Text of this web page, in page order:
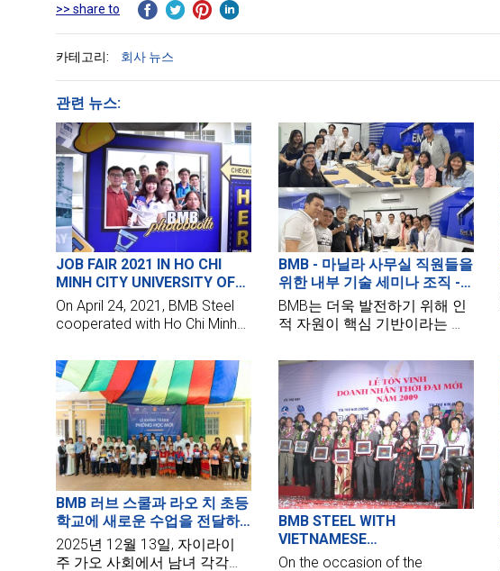
>> share to
카테고리: 회사 뉴스
관련 뉴스:
JOB FAIR 2021 IN HO CHI
MINH CITY UNIVERSITY OF
TECHNOLOGY - VNU HCMC
On April 24, 2021, BMB Steel
cooperated with Ho Chi Minh
to all Faculty of Civil
Engineering students to learn
more about vacancies at BMB
BMB - 마닐라 사무실 직원들을
위한 내부 기술 세미나 조직 -
필리핀
BMB는 더욱 발전하기 위해 인
적 자원이 핵심 기반이라는 것
항상 인적 자원에 대한 지식을
배우고 함양하는 것을 중요하
게 생각합니다. 내부 세미나를
통해 BMB 직원들이 미래의 작
업을 지원하기 위해 많은 지식
으로 스스로를 업데이트하기를
바랍니다.
BMB 러브 스쿨과 라오 치 초등
학교에 새로운 수업을 전달하
는 여정
2025년 12월 13일, 자이라이
주 가오 사회에서 남녀 각각의
BMB STEEL WITH
VIETNAMESE
BUSINESSMEN'S DAY
On the occasion of the